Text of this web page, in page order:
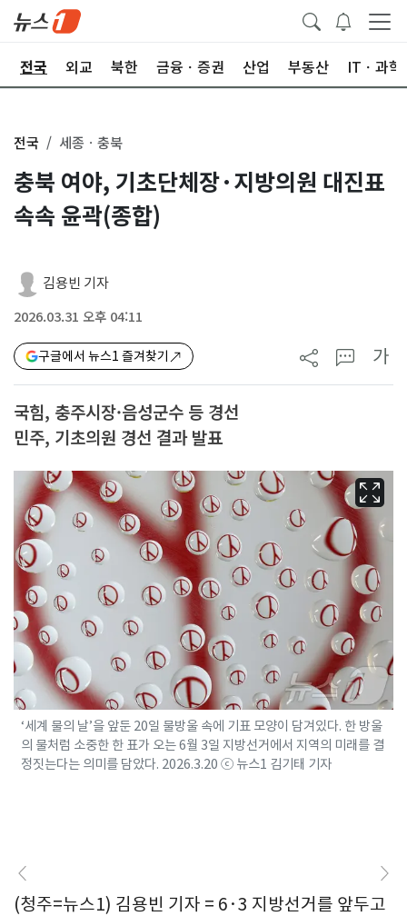
전국 외교 북한 금융ㆍ증권 산업 부동산 ITㆍ과학
전국 세종ㆍ충북
충북 여야, 기초단체장·지방의원 대진표
속속 윤곽(종합)
김용빈 기자
2026.03.31 오후 04:11
구글에서 뉴스1 즐겨찾기 가
국힘, 충주시장·음성군수 등 경선
민주, 기초의원 경선 결과 발표
‘세계 물의 날’을 앞둔 20일 물방울 속에 기표 모양이 담겨있다. 한 방울
의 물처럼 소중한 한 표가 오는 6월 3일 지방선거에서 지역의 미래를 결
정짓는다는 의미를 담았다. 2026.3.20 ⓒ 뉴스1 김기태 기자
(청주=뉴스1) 김용빈 기자 = 6·3 지방선거를 앞두고